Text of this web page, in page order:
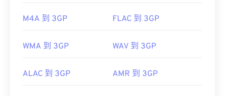
M4A 到 3GP FLAC 到 3GP
WMA 到 3GP WAV 到 3GP
ALAC 到 3GP AMR 到 3GP